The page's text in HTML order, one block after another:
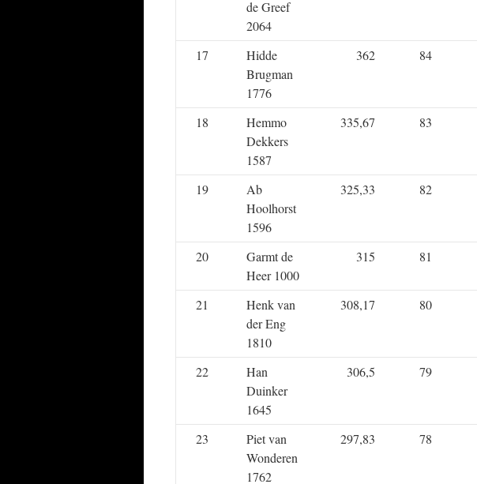
de Greef
2064
17
Hidde
Brugman
1776
362 84
18
Hemmo
Dekkers
1587
335,67 83
19
Ab
Hoolhorst
1596
325,33 82
20
Garmt de
Heer 1000
315 81
21
Henk van
der Eng
1810
308,17 80
22
Han
Duinker
1645
306,5 79
23
Piet van
Wonderen
1762
297,83 78